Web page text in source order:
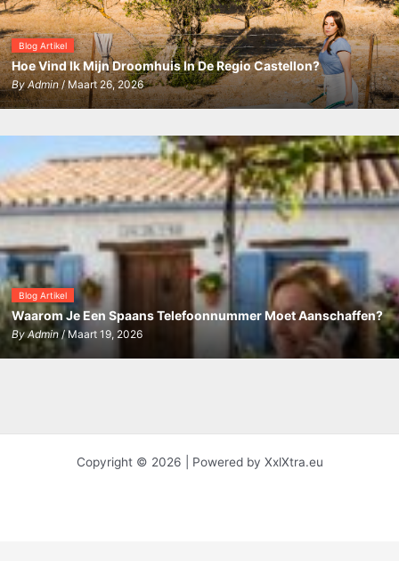
Blog Artikel
Hoe Vind Ik Mijn Droomhuis In De Regio Castellon?
ByAdmin/ Maart 26, 2026
Blog Artikel
Waarom Je Een Spaans Telefoonnummer Moet Aanschaffen?
By Admin/ Maart 19, 2026
Copyright © 2026 | Powered by XxlXtra.eu